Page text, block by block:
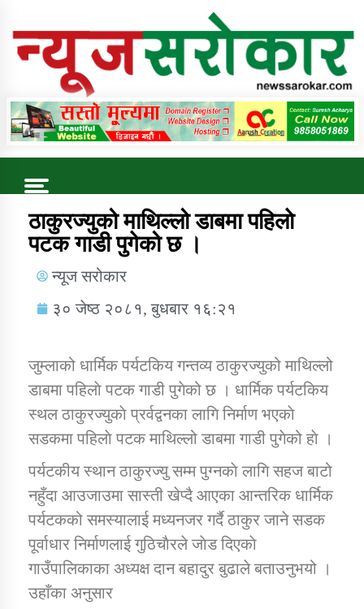
Online News Portal
Trending Now
कुषि बिकास कार्यालय जुम्ला सुचना सन्देश
डिभिजन कार्यालय जुम्लाको सुचना सन्देश
कर्णाली प्रविधि शिक्षालय जुम्लाको सुचना
ठाकुरज्युको माथिल्लो डाबमा पहिलाे
पटक गाडी पुगेको छ ।
न्यूज सरोकार
३० जेष्ठ २०८१, बुधबार १६:२१
जुम्लाको धार्मिक पर्यटकिय गन्तव्य ठाकुरज्युको माथिल्लो
डाबमा पहिलाे पटक गाडी पुगेको छ । धार्मिक पर्यटकिय
स्थल ठाकुरज्युकाे प्रर्वद्वनका लागि निर्माण भएकाे
सडकमा पहिलाे पटक माथिल्लो डाबमा गाडी पुगेको हाे ।
पर्यटकीय स्थान ठाकुरज्यु सम्म पुग्नकाे लागि सहज बाटो
नहुँदा आउजाउमा सास्ती खेप्दै आएका आन्तरिक धार्मिक
पर्यटकको समस्यालाई मध्यनजर गर्दै ठाकुर जाने सडक
पूर्वाधार निर्माणलाई गुठिचाैरले जाेड दिएकाे
गाउँपालिकाका अध्यक्ष दान बहादुर बुढाले बताउनुभयो ।
उहाँका अनुसार